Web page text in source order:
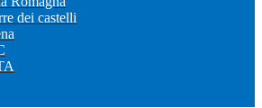
dei castelli